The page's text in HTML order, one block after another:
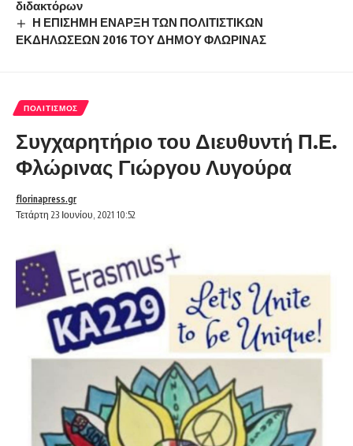
διδακτόρων
Η ΕΠΙΣΗΜΗ ΕΝΑΡΞΗ ΤΩΝ ΠΟΛΙΤΙΣΤΙΚΩΝ
ΕΚΔΗΛΩΣΕΩΝ 2016 ΤΟΥ ΔΗΜΟΥ ΦΛΩΡΙΝΑΣ
ΠΟΛΙΤΙΣΜΌΣ
Συγχαρητήριο του Διευθυντή Π.Ε.
Φλώρινας Γιώργου Λυγούρα
Τετάρτη 23 Ιουνίου, 2021 10:52
florinapress.gr